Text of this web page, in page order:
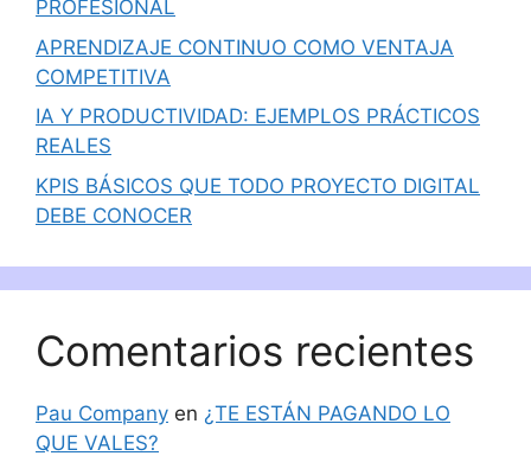
PROFESIONAL
APRENDIZAJE CONTINUO COMO VENTAJA
COMPETITIVA
IA Y PRODUCTIVIDAD: EJEMPLOS PRÁCTICOS
REALES
KPIS BÁSICOS QUE TODO PROYECTO DIGITAL
DEBE CONOCER
Comentarios recientes
Pau Company en ¿TE ESTÁN PAGANDO LO
QUE VALES?